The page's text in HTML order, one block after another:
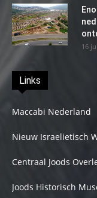
16
Links
Maccabi Nederland
Nieuw Israelietisch
Centraal Joods
Joods Historisch